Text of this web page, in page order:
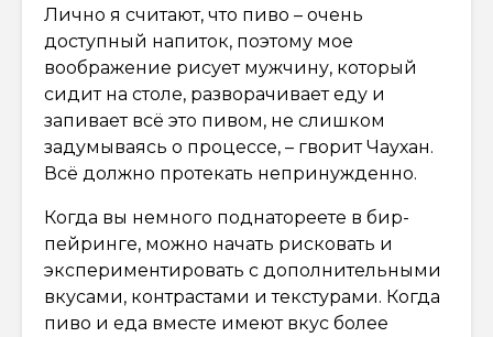
Лично я считают, что пиво – очень
доступный напиток, поэтому мое
воображение рисует мужчину, который
сидит на столе, разворачивает еду и
запивает всё это пивом, не слишком
задумываясь о процессе, – гворит Чаухан.
Всё должно протекать непринужденно.
Когда вы немного поднатореете в бир-
пейринге, можно начать рисковать и
экспериментировать с дополнительными
вкусами, контрастами и текстурами. Когда
пиво и еда вместе имеют вкус более